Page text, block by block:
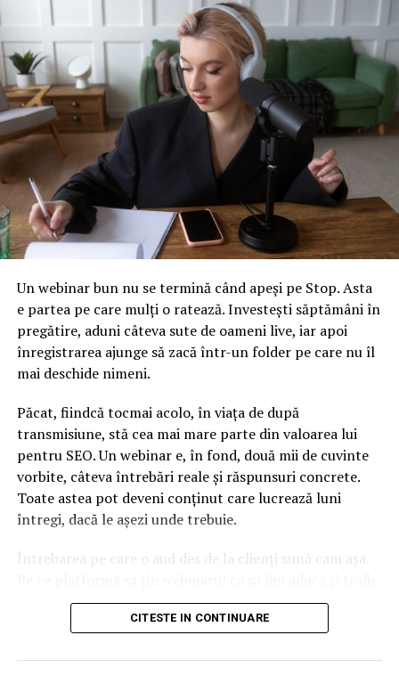
Un webinar bun nu se termină când apeși pe Stop. Asta
e partea pe care mulți o ratează. Investești săptămâni în
pregătire, aduni câteva sute de oameni live, iar apoi
înregistrarea ajunge să zacă într-un folder pe care nu îl
mai deschide nimeni.
Păcat, fiindcă tocmai acolo, în viața de după
transmisiune, stă cea mai mare parte din valoarea lui
pentru SEO. Un webinar e, în fond, două mii de cuvinte
vorbite, câteva întrebări reale și răspunsuri concrete.
Toate astea pot deveni conținut care lucrează luni
întregi, dacă le așezi unde trebuie.
Întrebarea pe care o aud des de la clienți sună cam așa.
din Google, nu doar lead-uri pe moment? Răspunsul
scurt e că platforma contează, dar nu în felul în care
CITESTE IN CONTINUARE